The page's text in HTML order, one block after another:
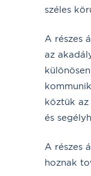
széles
A részes
az
köztük
és
A részes
hoznak